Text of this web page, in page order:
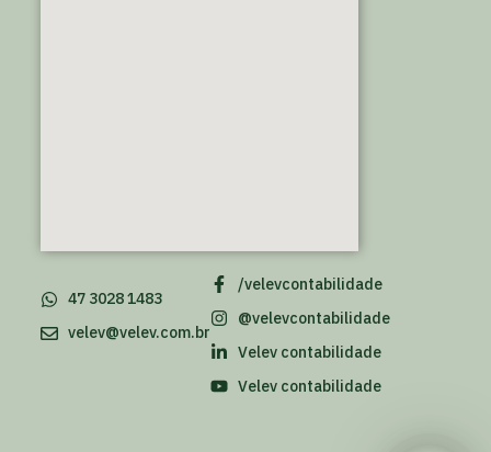
/velevcontabilidade
@velevcontabilidade
Velev contabilidade
Velev contabilidade
47 3028 1483
velev@velev.com.br